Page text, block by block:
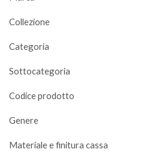
Collezione
Categoria
Sottocategoria
Codice prodotto
Genere
Materiale e finitura cassa